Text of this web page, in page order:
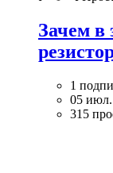
Зачем в
1
05 июл.
315